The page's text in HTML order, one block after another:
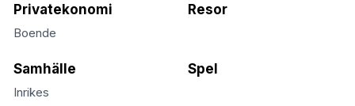
Privatekonomi
Boende
Resor
Samhälle
Inrikes
Spel